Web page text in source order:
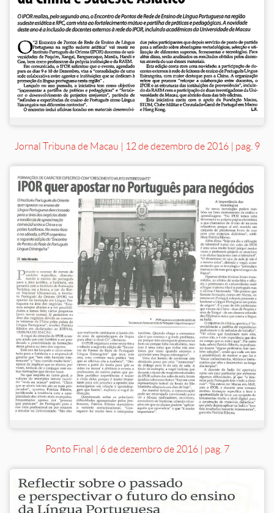
Jornal Tribuna de Macau | 12 de dezembro de 2016 | pag. 9
Ponto Final | 6 de dezembro de 2016 | pag. 7